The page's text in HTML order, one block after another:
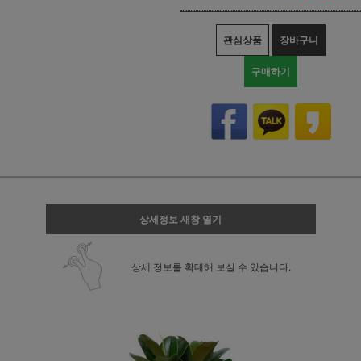
관심상품 장바구니
구매하기
상세정보 새창 열기
상세 정보를 확대해 보실 수 있습니다.